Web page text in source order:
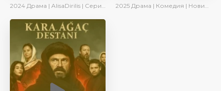
2024 Драма | AlisaDirilis | Сериалы 2024 2025 Драма | Комедия | Новинки | Сериалы 2025